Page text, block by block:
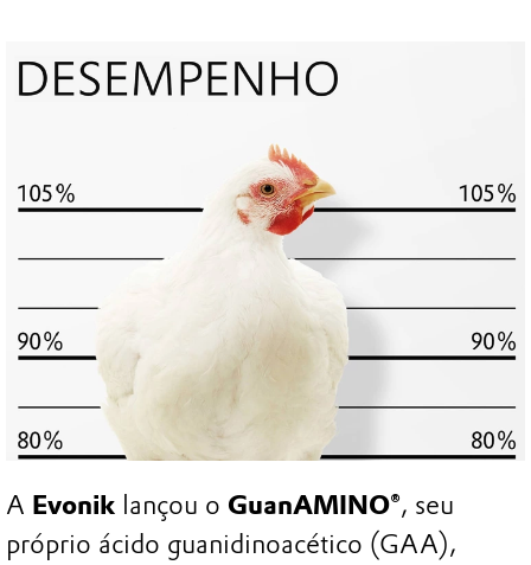
A Evonik lançou o GuanAMINO®, seu
próprio ácido guanidinoacético (GAA),